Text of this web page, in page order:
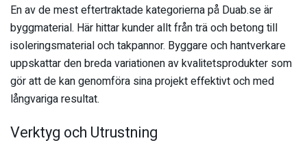
En av de mest eftertraktade kategorierna på Duab.se är
byggmaterial. Här hittar kunder allt från trä och betong till
isoleringsmaterial och takpannor. Byggare och hantverkare
uppskattar den breda variationen av kvalitetsprodukter som
gör att de kan genomföra sina projekt effektivt och med
långvariga resultat.
Verktyg och Utrustning